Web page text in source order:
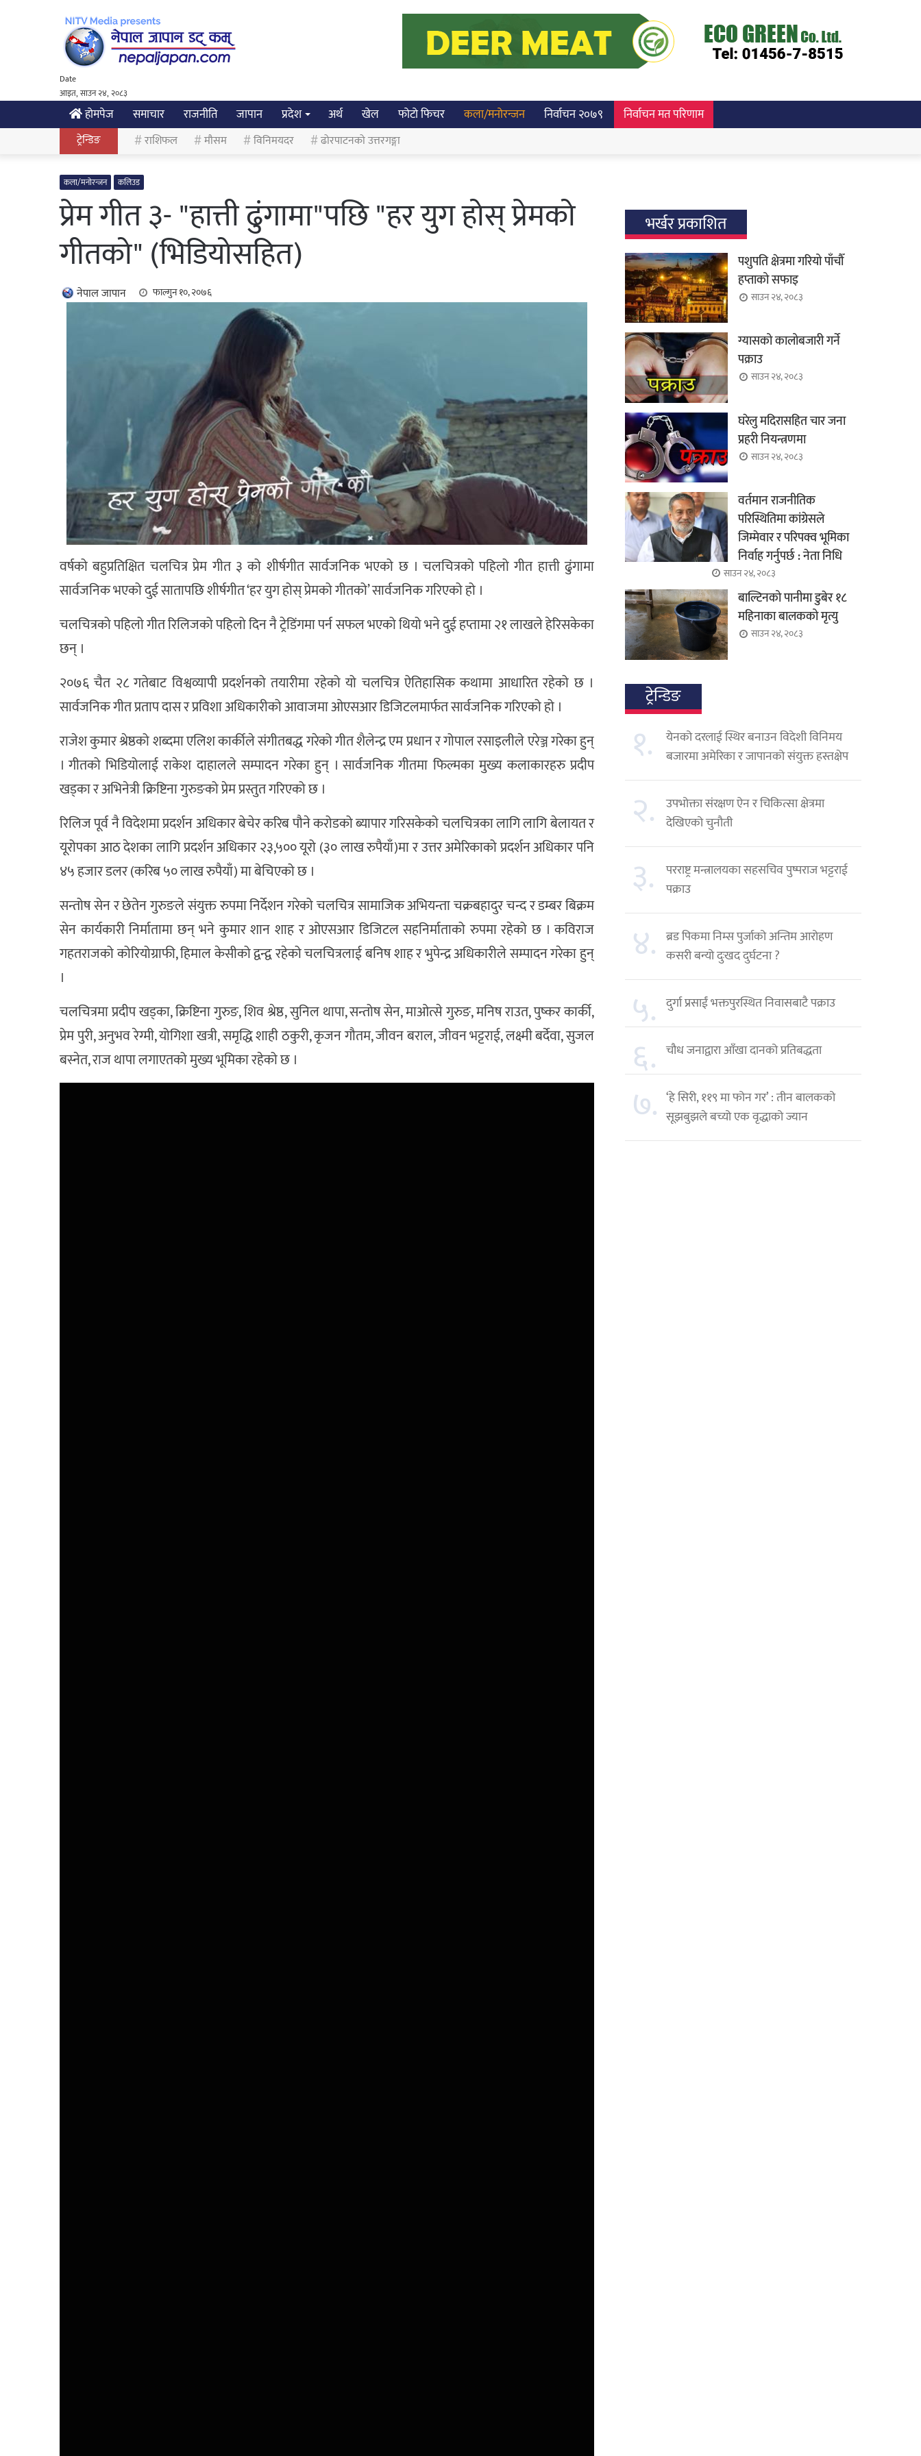
Date
आइत, साउन २४, २०८३
होमपेज समाचार राजनीति जापान प्रदेश अर्थ खेल फोटो फिचर कला/मनोरन्जन निर्वाचन २०७९ निर्वाचन मत परिणाम
ट्रेन्डिङ राशिफल मौसम विनिमयदर ढोरपाटनको उत्तरगङ्गा
कला/मनोरन्जन कलिउड
प्रेम गीत ३- "हात्ती ढुंगामा"पछि "हर युग होस् प्रेमको
गीतको" (भिडियोसहित)
नेपाल जापान फाल्गुन १०, २०७६
वर्षको बहुप्रतिक्षित चलचित्र प्रेम गीत ३ को शीर्षगीत सार्वजनिक भएको छ । चलचित्रको पहिलो गीत हात्ती ढुंगामा
सार्वजनिक भएको दुई सातापछि शीर्षगीत ‘हर युग होस् प्रेमको गीतको’ सार्वजनिक गरिएको हो ।
चलचित्रको पहिलो गीत रिलिजको पहिलो दिन नै ट्रेडिंगमा पर्न सफल भएको थियो भने दुई हप्तामा २१ लाखले हेरिसकेका
छन् ।
२०७६ चैत २८ गतेबाट विश्वव्यापी प्रदर्शनको तयारीमा रहेको यो चलचित्र ऐतिहासिक कथामा आधारित रहेको छ ।
सार्वजनिक गीत प्रताप दास र प्रविशा अधिकारीको आवाजमा ओएसआर डिजिटलमार्फत सार्वजनिक गरिएको हो ।
राजेश कुमार श्रेष्ठको शब्दमा एलिश कार्कीले संगीतबद्ध गरेको गीत शैलेन्द्र एम प्रधान र गोपाल रसाइलीले एरेञ्ज गरेका हुन्
। गीतको भिडियोलाई राकेश दाहालले सम्पादन गरेका हुन् । सार्वजनिक गीतमा फिल्मका मुख्य कलाकारहरु प्रदीप
खड्का र अभिनेत्री क्रिष्टिना गुरुङको प्रेम प्रस्तुत गरिएको छ ।
रिलिज पूर्व नै विदेशमा प्रदर्शन अधिकार बेचेर करिब पौने करोडको ब्यापार गरिसकेको चलचित्रका लागि लागि बेलायत र
यूरोपका आठ देशका लागि प्रदर्शन अधिकार २३,५०० यूरो (३० लाख रुपैयाँ)मा र उत्तर अमेरिकाको प्रदर्शन अधिकार पनि
४५ हजार डलर (करिब ५० लाख रुपैयाँ) मा बेचिएको छ ।
सन्तोष सेन र छेतेन गुरुङले संयुक्त रुपमा निर्देशन गरेको चलचित्र सामाजिक अभियन्ता चक्रबहादुर चन्द र डम्बर बिक्रम
सेन कार्यकारी निर्मातामा छन् भने कुमार शान शाह र ओएसआर डिजिटल सहनिर्माताको रुपमा रहेको छ । कविराज
गहतराजको कोरियोग्राफी, हिमाल केसीको द्वन्द्व रहेको चलचित्रलाई बनिष शाह र भुपेन्द्र अधिकारीले सम्पादन गरेका हुन्
।
चलचित्रमा प्रदीप खड्का, क्रिष्टिना गुरुङ, शिव श्रेष्ठ, सुनिल थापा, सन्तोष सेन, माओत्से गुरुङ, मनिष राउत, पुष्कर कार्की,
प्रेम पुरी, अनुभव रेग्मी, योगिशा खत्री, समृद्धि शाही ठकुरी, कृजन गौतम, जीवन बराल, जीवन भट्टराई, लक्ष्मी बर्देवा, सुजल
बस्नेत, राज थापा लगाएतको मुख्य भूमिका रहेको छ ।
भर्खर प्रकाशित
पशुपति क्षेत्रमा गरियो पाँचौँ
हप्ताको सफाइ
साउन २४, २०८३
ग्यासको कालोबजारी गर्ने
पक्राउ
साउन २४, २०८३
घरेलु मदिरासहित चार जना
प्रहरी नियन्त्रणमा
साउन २४, २०८३
वर्तमान राजनीतिक
परिस्थितिमा कांग्रेसले
जिम्मेवार र परिपक्व भूमिका
निर्वाह गर्नुपर्छ : नेता निधि
साउन २४, २०८३
बाल्टिनको पानीमा डुबेर १८
महिनाका बालकको मृत्यु
साउन २४, २०८३
ट्रेन्डिङ
१.
येनको दरलाई स्थिर बनाउन विदेशी विनिमय
बजारमा अमेरिका र जापानको संयुक्त हस्तक्षेप
२.
उपभोक्ता संरक्षण ऐन र चिकित्सा क्षेत्रमा
देखिएको चुनौती
३.
परराष्ट्र मन्त्रालयका सहसचिव पुष्पराज भट्टराई
पक्राउ
४. ब्रड पिकमा निम्स पुर्जाको अन्तिम आरोहण
कसरी बन्यो दुःखद दुर्घटना ?
५. दुर्गा प्रसाईं भक्तपुरस्थित निवासबाटै पक्राउ
६. चौध जनाद्वारा आँखा दानको प्रतिबद्धता
७. ‘हे सिरी, ११९ मा फोन गर’ : तीन बालकको
सूझबुझले बच्यो एक वृद्धाको ज्यान